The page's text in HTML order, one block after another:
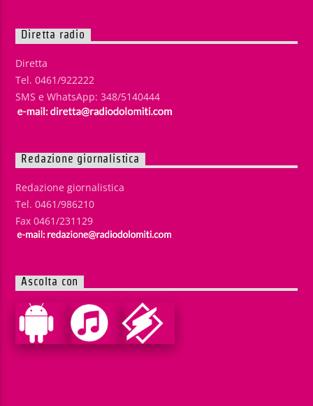
Diretta radio
Diretta
Tel. 0461/922222
SMS e WhatsApp: 348/5140444
Redazione giornalistica
Redazione giornalistica
Tel. 0461/986210
Fax 0461/231129
Ascolta con